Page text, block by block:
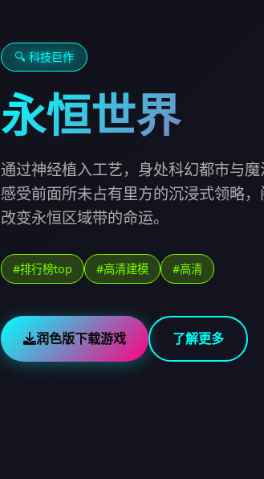
🔍 科技巨作
永恒世界
通过神经植入工艺，身处科幻都市与魔
感受前面所未占有里方的沉浸式领略
改变永恒区域带的命运。
#排行榜top #高清建模 #高清
润色版下载游戏 了解更多